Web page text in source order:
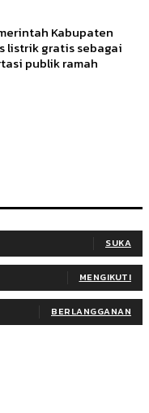
Kabupaten
listrik gratis sebagai
publik ramah
SUKA
MENGIKUTI
BERLANGGANAN